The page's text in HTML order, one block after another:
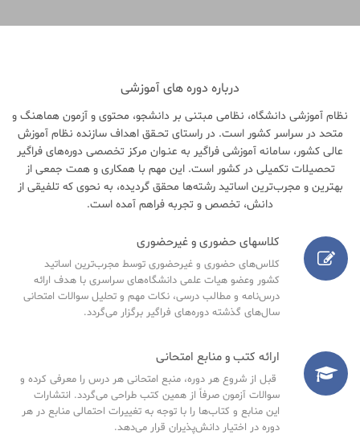
درباره دوره های آموزشی
نظام آموزشی دانشگاه، نظامی مبتنی بر دانشجو، محتوی و آزمون هماهنگ و
متحد در سراسر کشور است. در راستای تحـقق اهداف سازنده نظام آموزش
عالی کشور، سامانه آموزشی فراگیر به عنـوان مرکز تخصصی دوره‌های فراگیر
تحصیلات تکمیلی در کشور است. این مهم با همکاری و همت جمعی از
بهترین و مجرب‌ترین اساتید رشته‌ها محقق گردیده، به نحوی که تلفیقی از
دانش، تخصص و تجربه فراهم آمده است.
کلاسهای حضوری و غیرحضوری
کلاس‌های حضوری و غیرحضوری توسط مجرب‌ترین اساتید
کشور وعضو هیات علمی دانشگاه‌های سراسری با هدف ارائه
درس‌نامه‌ و مطالب درسی، نکات مهم و تحلیل سوالات امتحانی
سال‌های گذشته دوره‌های فراگیر برگزار می‌گردد.
ارائه کتب و منابع امتحانی
قبل از شروع هر دوره، منبع امتحانی هر درس را معرفی کرده و
سوالات آزمون صرفاً از همین کتب طراحی می‌گردد. انتشارات
این منابع و کتاب‌ها را با توجه به تغییرات احتمالی منابع در هر
دوره در اختیار دانش‌پذیران قرار می‌دهد.